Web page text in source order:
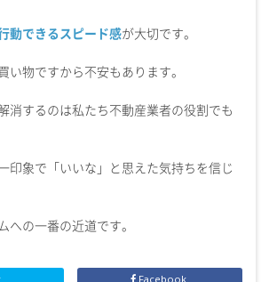
動できるスピード感が大切です。
い物ですから不安もあります。
消するのは私たち不動産業者の役割でも
印象で「いいな」と思えた気持ちを信じ
への一番の近道です。
Facebook